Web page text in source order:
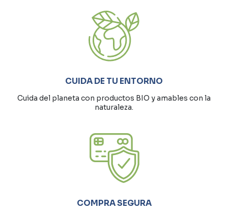
CUIDA DE TU ENTORNO
Cuida del planeta con productos BIO y amables con la
naturaleza.
COMPRA SEGURA